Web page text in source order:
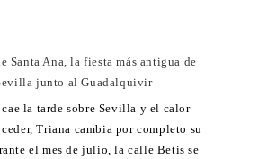
Santa Ana, la fiesta más antigua de
junto al Guadalquivir
la tarde sobre Sevilla y el calor
Triana cambia por completo su
el mes de julio, la calle Betis se